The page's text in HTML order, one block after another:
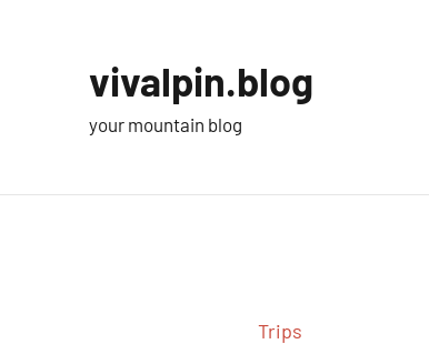
vivalpin.blog
your mountain blog
Trips